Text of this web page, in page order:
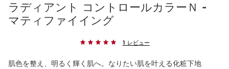
ラディアント コントロールカラーＮ -
マティファイイング
1 レビュー
肌色を整え、明るく輝く肌へ。なりたい肌を叶える化粧下地